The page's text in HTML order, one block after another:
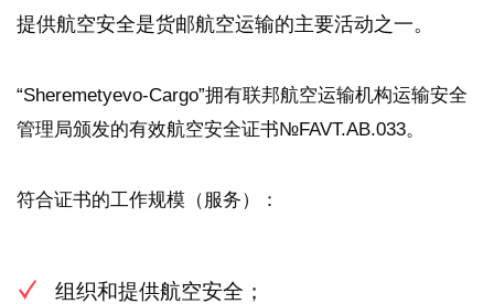
提供航空安全是货邮航空运输的主要活动之一。
“Sheremetyevo-Cargo”拥有联邦航空运输机构运输安全
管理局颁发的有效航空安全证书№FAVT.AB.033。
符合证书的工作规模（服务）：
组织和提供航空安全；